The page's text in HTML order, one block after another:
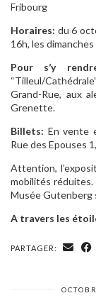
Fribourg
Horaires: du 6
16h, les
Pour s’y
“Tilleul/
Grand-Rue, aux
Grenette.
Billets: En vente
Rue des Epouses
Attention,
mobilités
Musée Gutenberg
A travers les
PARTAGER: